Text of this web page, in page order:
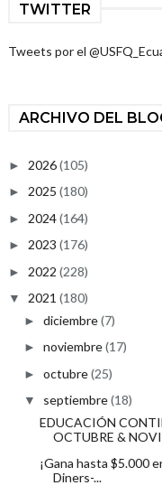
TWITTER
Tweets por el
ARCHIVO DEL
► 2026(105)
► 2025 (180)
► 2024(164)
► 2023 (176)
► 2022 (228)
▼ 2021 (180)
► diciembre(7)
► noviembre(17)
► octubre(25)
▼ septiembre(18)
EDUCACIÓN
OCTUBRE &
¡Gana hasta $5.000
Diners-...